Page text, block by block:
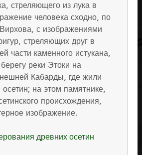
стреляющего из лука в
человека сходно, по
Вирхова, с изображениями
стреляющих друг в
части каменного истукана,
реки Этоки на
Кабарды, где жили
на этом памятнике,
происхождения,
изображение.
древних осетин